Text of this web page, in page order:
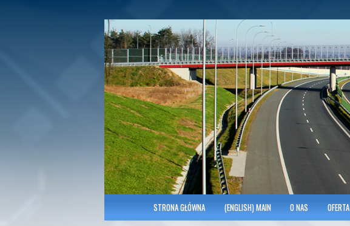
SITK RP Oddział w KRAKOWIE
Polish Association of Engineers & Technicians of Transportation
MENU GŁÓWNESTRONA GŁÓWNA (ENGLISH) MAIN O NAS OFERTA